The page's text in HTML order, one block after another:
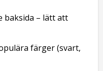
baksida – lätt att
färger (svart,